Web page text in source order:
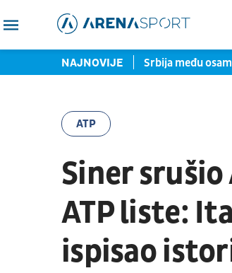
NAJNOVIJE
zvezda prozvala Srbina Srbija među
ATP
Siner
ATP liste:
ispisao